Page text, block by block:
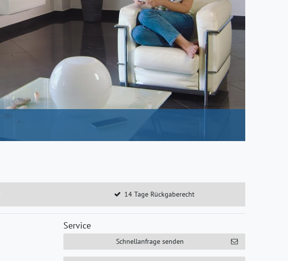
14 Tage Rückgaberecht
Service
Schnellanfrage senden